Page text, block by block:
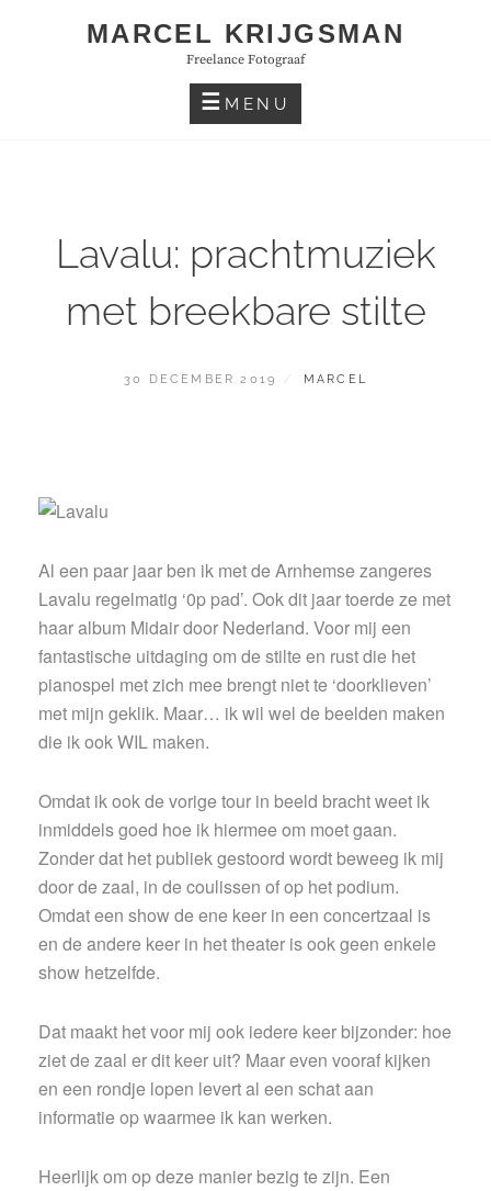
MARCEL KRIJGSMAN
Freelance Fotograaf
MENU
Lavalu: prachtmuziek
met breekbare stilte
GEPLAATST
30 DECEMBER 2019 BY
MARCEL
Al een paar jaar ben ik met de Arnhemse zangeres
Lavalu regelmatig ‘0p pad’. Ook dit jaar toerde ze met
haar album Midair door Nederland. Voor mij een
fantastische uitdaging om de stilte en rust die het
pianospel met zich mee brengt niet te ‘doorklieven’
met mijn geklik. Maar… ik wil wel de beelden maken
die ik ook WIL maken.
Omdat ik ook de vorige tour in beeld bracht weet ik
inmiddels goed hoe ik hiermee om moet gaan.
Zonder dat het publiek gestoord wordt beweeg ik mij
door de zaal, in de coulissen of op het podium.
Omdat een show de ene keer in een concertzaal is
en de andere keer in het theater is ook geen enkele
show hetzelfde.
Dat maakt het voor mij ook iedere keer bijzonder: hoe
ziet de zaal er dit keer uit? Maar even vooraf kijken
en een rondje lopen levert al een schat aan
informatie op waarmee ik kan werken.
Heerlijk om op deze manier bezig te zijn. Een